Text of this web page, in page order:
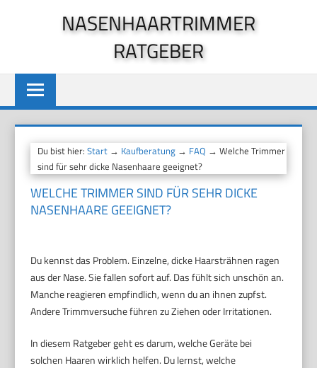
NASENHAARTRIMMER
RATGEBER
Du bist hier:Start → Kaufberatung → FAQ → Welche Trimmer
sind für sehr dicke Nasenhaare geeignet?
WELCHE TRIMMER SIND FÜR SEHR DICKE
NASENHAARE GEEIGNET?
Du kennst das Problem. Einzelne, dicke Haarsträhnen ragen
aus der Nase. Sie fallen sofort auf. Das fühlt sich unschön an.
Manche reagieren empfindlich, wenn du an ihnen zupfst.
Andere Trimmversuche führen zu Ziehen oder Irritationen.
In diesem Ratgeber geht es darum, welche Geräte bei
solchen Haaren wirklich helfen. Du lernst, welche